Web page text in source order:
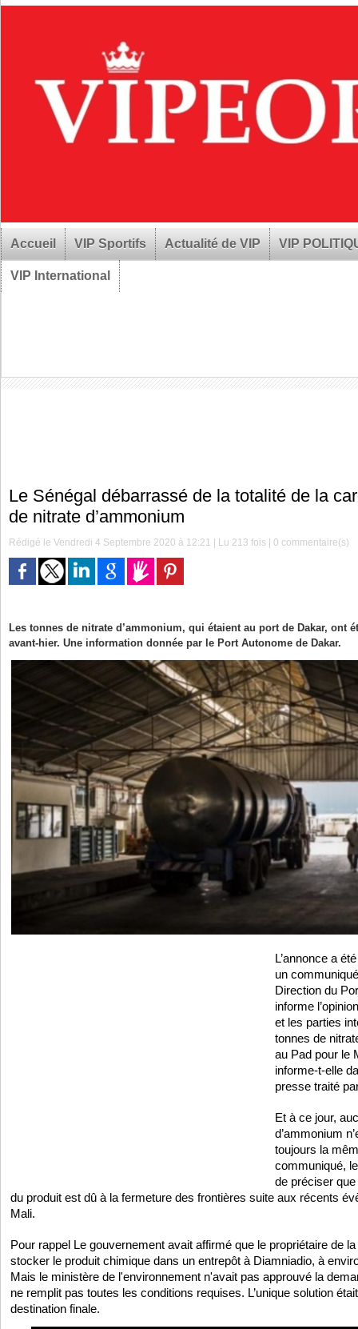
Accueil VIP Sportifs Actualité de VIP VIP
VIP International
Le Sénégal débarrassé de la totalité de la
de nitrate d’ammonium
Rédigé le Vendredi 4 Septembre 2020 à 12:21 | Lu 213 fois |0 commentaire(s)
Les tonnes de nitrate d’ammonium, qui étaient au port de Dakar, ont
avant-hier. Une information donnée par le Port Autonome de Dakar.
L’annonce a
un
Direction du
informe
et les parties
tonnes de
au Pad pour le
informe-t-elle
presse traité
Et à ce jour,
d’ammonium
toujours la
communiqué,
de préciser que
du produit est dû à la fermeture des frontières suite aux récents
Mali.
Pour rappel Le gouvernement avait affirmé que le propriétaire de
stocker le produit chimique dans un entrepôt à Diamniadio, à
Mais le ministère de l'environnement n'avait pas approuvé la
ne remplit pas toutes les conditions requises. L’unique solution
destination finale.